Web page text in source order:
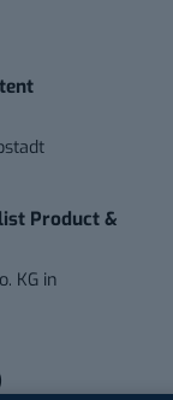
Product &
KG in